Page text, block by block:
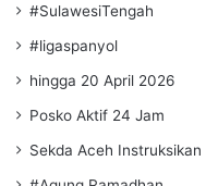
#SulawesiTengah
#ligaspanyol
hingga 20 April 2026
Posko Aktif 24 Jam
Sekda Aceh Instruksikan